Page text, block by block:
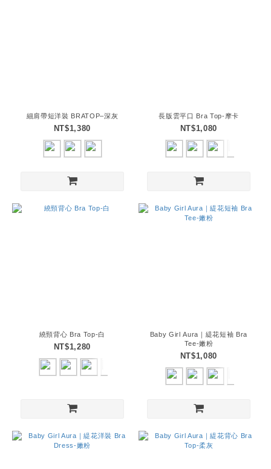
細肩帶短洋裝 BRATOP–深灰
NT$1,380
長版雲平口 Bra Top-摩卡
NT$1,080
繞頸背心 Bra Top-白
NT$1,280
Baby Girl Aura｜緹花短袖 Bra
Tee-嫩粉
NT$1,080